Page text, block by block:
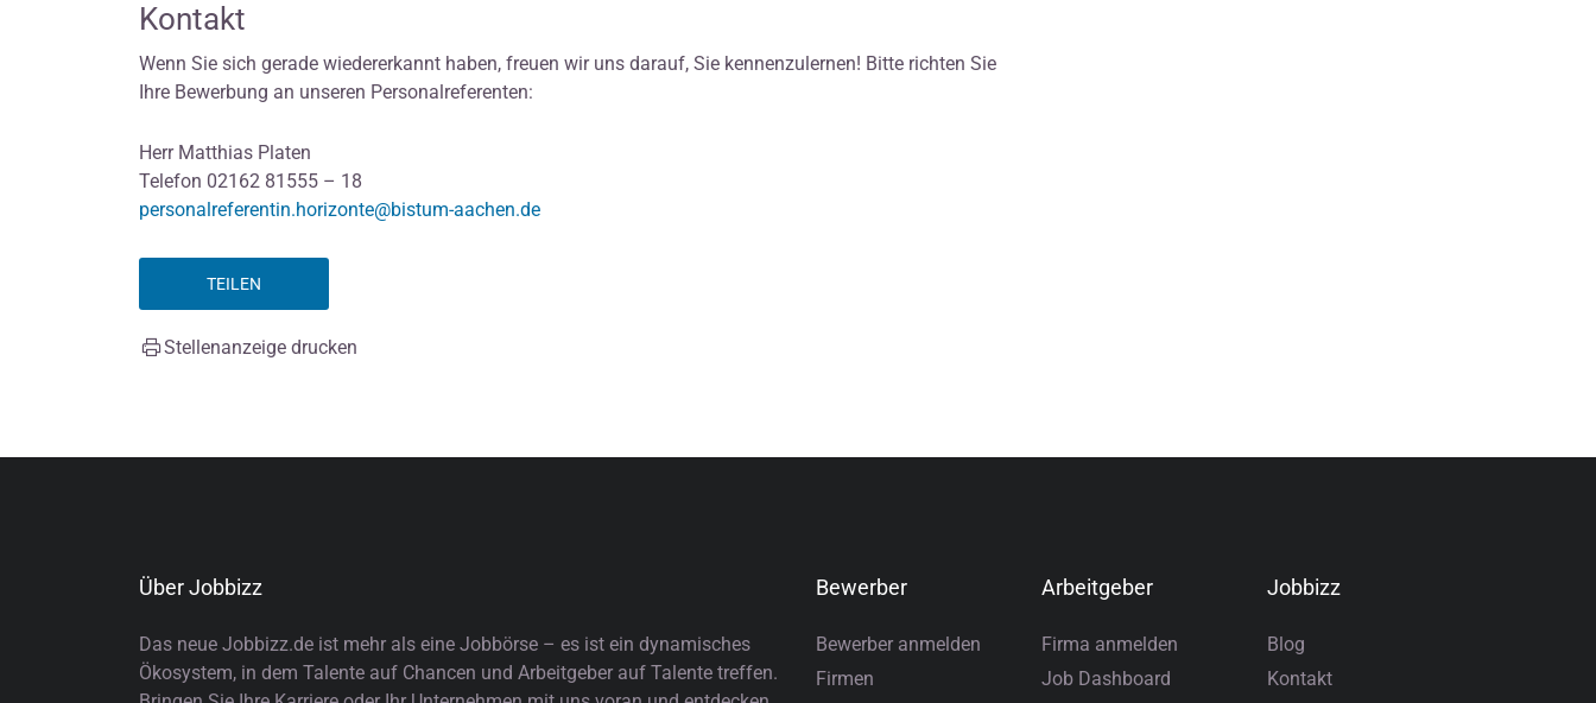
Kontakt
Wenn Sie sich gerade wiedererkannt haben, freuen wir uns darauf, Sie kennenzulernen! Bitte richten Sie
Ihre Bewerbung an unseren Personalreferenten:
Herr Matthias Platen
Telefon 02162 81555 – 18
personalreferentin.horizonte@bistum-aachen.de
TEILEN
Stellenanzeige drucken
Über Jobbizz
Das neue Jobbizz.de ist mehr als eine Jobbörse – es ist ein dynamisches
Ökosystem, in dem Talente auf Chancen und Arbeitgeber auf Talente treffen.
Bewerber
Bewerber anmelden
Firmen
Arbeitgeber
Firma anmelden
Job Dashboard
Jobbizz
Blog
Kontakt